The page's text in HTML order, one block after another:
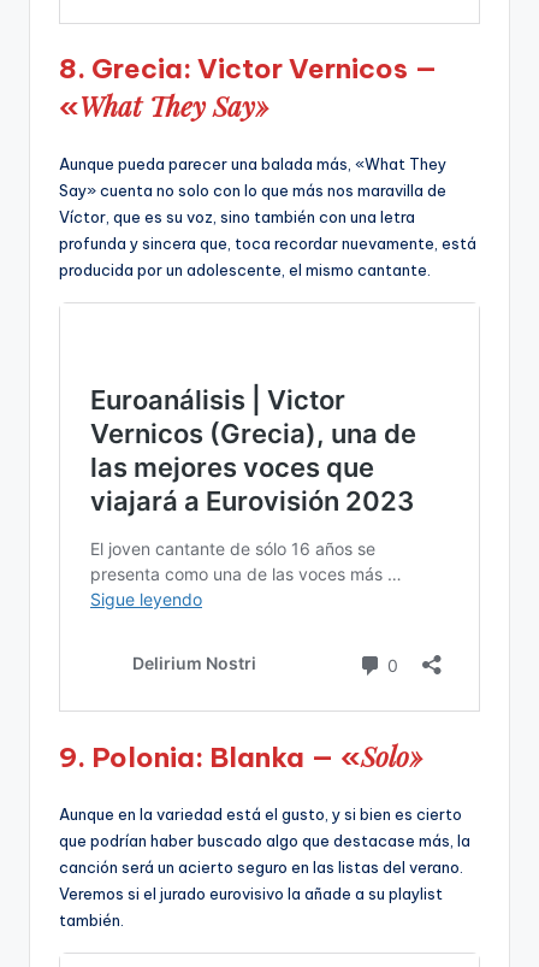
8. Grecia: Victor Vernicos —
«What They Say»
Aunque pueda parecer una balada más, «What They
Say» cuenta no solo con lo que más nos maravilla de
Víctor, que es su voz, sino también con una letra
profunda y sincera que, toca recordar nuevamente, está
producida por un adolescente, el mismo cantante.
9. Polonia: Blanka — «Solo»
Aunque en la variedad está el gusto, y si bien es cierto
que podrían haber buscado algo que destacase más, la
canción será un acierto seguro en las listas del verano.
Veremos si el jurado eurovisivo la añade a su playlist
también.